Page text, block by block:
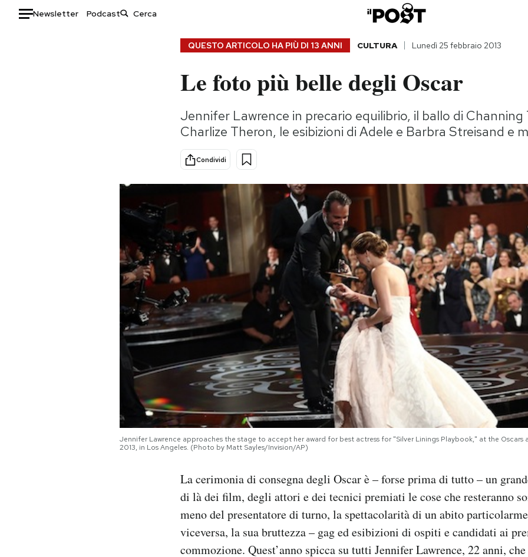
Newsletter Podcast
Consumismi
Storie/Idee
Ok Boomer!
Media
Altrecose
Mondiali calcio 2026
QUESTO ARTICOLO HA PIÙ DI 13 ANNI CULTURA Lunedì 25 febbraio 2013
Le foto più belle degli Oscar
Jennifer Lawrence in precario equilibrio, il ballo di Channing
Charlize Theron, le esibizioni di Adele e Barbra Streisand e
Condividi
Jennifer Lawrence approaches the stage to accept her award for best actress for "Silver Linings Playbook," at the Oscars
2013, in Los Angeles. (Photo by Matt Sayles/Invision/AP)
La cerimonia di consegna degli Oscar è – forse prima di tutto – un
di là dei film, degli attori e dei tecnici premiati le cose che resteranno
meno del presentatore di turno, la spettacolarità di un abito
viceversa, la sua bruttezza – gag ed esibizioni di ospiti e candidati ai
commozione. Quest’anno spicca su tutti Jennifer Lawrence, 22 anni,